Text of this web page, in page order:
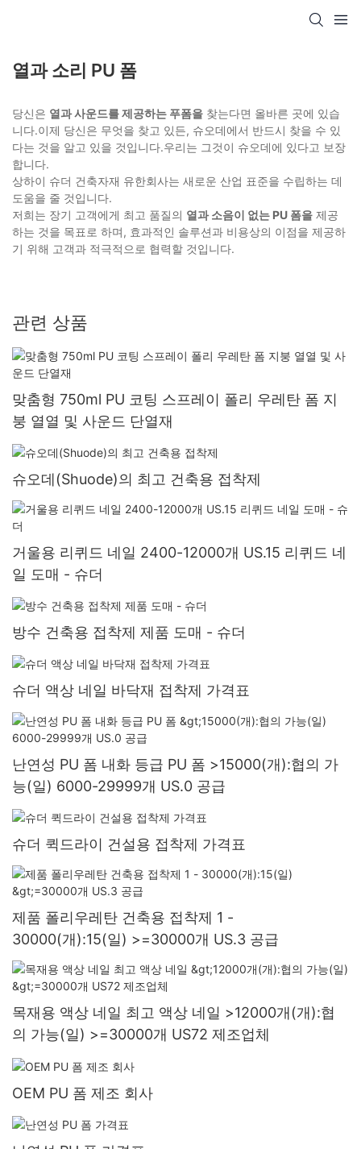
열과 소리 PU 폼
당신은 열과 사운드를 제공하는 푸폼을 찾는다면 올바른 곳에 있습
니다.이제 당신은 무엇을 찾고 있든, 슈오데에서 반드시 찾을 수 있
다는 것을 알고 있을 것입니다.우리는 그것이 슈오데에 있다고 보장
합니다.
상하이 슈더 건축자재 유한회사는 새로운 산업 표준을 수립하는 데
도움을 줄 것입니다.
저희는 장기 고객에게 최고 품질의 열과 소음이 없는 PU 폼을 제공
하는 것을 목표로 하며, 효과적인 솔루션과 비용상의 이점을 제공하
기 위해 고객과 적극적으로 협력할 것입니다.
관련 상품
맞춤형 750ml PU 코팅 스프레이 폴리 우레탄 폼 지
붕 열열 및 사운드 단열재
슈오데(Shuode)의 최고 건축용 접착제
거울용 리퀴드 네일 2400-12000개 US.15 리퀴드 네
일 도매 - 슈더
방수 건축용 접착제 제품 도매 - 슈더
슈더 액상 네일 바닥재 접착제 가격표
난연성 PU 폼 내화 등급 PU 폼 >15000(개):협의 가
능(일) 6000-29999개 US.0 공급
슈더 퀵드라이 건설용 접착제 가격표
제품 폴리우레탄 건축용 접착제 1 -
30000(개):15(일) >=30000개 US.3 공급
목재용 액상 네일 최고 액상 네일 >12000개(개):협
의 가능(일) >=30000개 US72 제조업체
OEM PU 폼 제조 회사